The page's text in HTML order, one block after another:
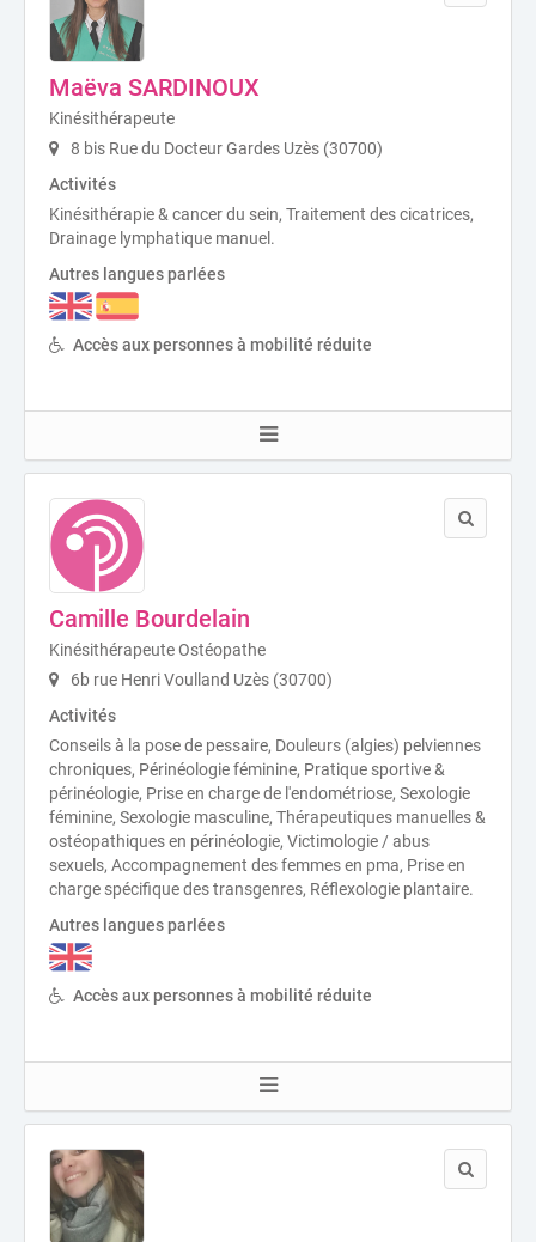
Maëva SARDINOUX
Kinésithérapeute
8 bis Rue du Docteur Gardes Uzès (30700)
Activités
Kinésithérapie & cancer du sein, Traitement des cicatrices,
Drainage lymphatique manuel.
Autres langues parlées
Accès aux personnes à mobilité réduite
Camille Bourdelain
Kinésithérapeute Ostéopathe
6b rue Henri Voulland Uzès (30700)
Activités
Conseils à la pose de pessaire, Douleurs (algies) pelviennes
chroniques, Périnéologie féminine, Pratique sportive &
périnéologie, Prise en charge de l'endométriose, Sexologie
féminine, Sexologie masculine, Thérapeutiques manuelles &
ostéopathiques en périnéologie, Victimologie / abus
sexuels, Accompagnement des femmes en pma, Prise en
charge spécifique des transgenres, Réflexologie plantaire.
Autres langues parlées
Accès aux personnes à mobilité réduite